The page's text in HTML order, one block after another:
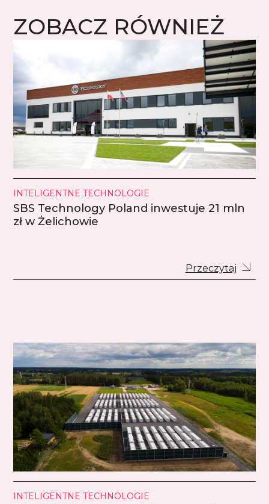
ZOBACZ RÓWNIEŻ
INTELIGENTNE TECHNOLOGIE
SBS Technology Poland inwestuje 21 mln
zł w Żelichowie
Przeczytaj
INTELIGENTNE TECHNOLOGIE